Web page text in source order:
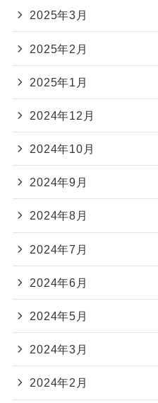
2025年3月
2025年2月
2025年1月
2024年12月
2024年10月
2024年9月
2024年8月
2024年7月
2024年6月
2024年5月
2024年3月
2024年2月